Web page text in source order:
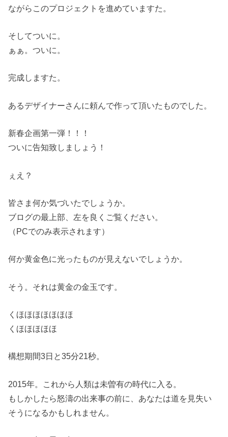
ながらこのプロジェクトを進めていますた。
そしてついに。
ぁぁ。ついに。
完成しますた。
あるデザイナーさんに頼んで作って頂いたものでした。
新春企画第一弾！！！
ついに告知致しましょう！
ぇえ？
皆さま何か気づいたでしょうか。
ブログの最上部、左を良くご覧ください。
（PCでのみ表示されます）
何か黄金色に光ったものが見えないでしょうか。
そう。それは黄金の金玉です。
くほほほほほほほ
くほほほほほ
構想期間3日と35分21秒。
2015年。これから人類は未曽有の時代に入る。
もしかしたら怒濤の出来事の前に、あなたは道を見失い
そうになるかもしれません。